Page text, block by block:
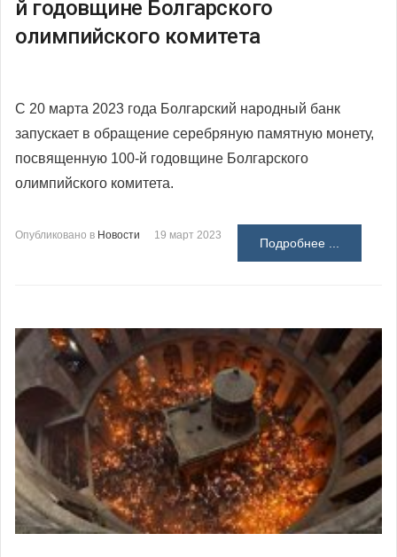
й годовщине Болгарского
олимпийского комитета
С 20 марта 2023 года Болгарский народный банк
запускает в обращение серебряную памятную монету,
посвященную 100-й годовщине Болгарского
олимпийского комитета.
Опубликовано в Новости 19 март 2023
Подробнее ...